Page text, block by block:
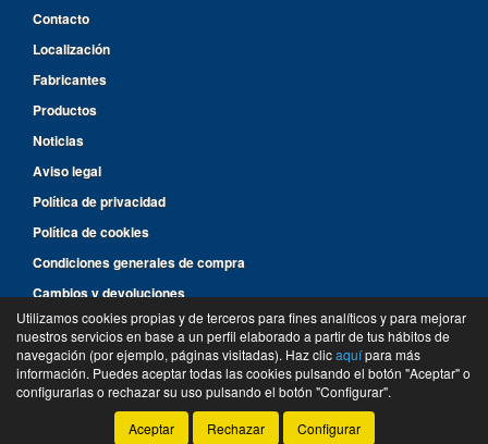
Contacto
Localización
Fabricantes
Productos
Noticias
Aviso legal
Política de privacidad
Política de cookies
Condiciones generales de compra
Cambios y devoluciones
96 287 14 46
©Suministros y Recambios Rimar- 2026 -Tienda online de recambios de Gira
Utilizamos cookies propias y de terceros para fines analíticos y para mejorar
nuestros servicios en base a un perfil elaborado a partir de tus hábitos de
navegación (por ejemplo, páginas visitadas). Haz clicaquípara más
información. Puedes aceptar todas las cookies pulsando el botón "Aceptar" o
configurarlas o rechazar su uso pulsando el botón "Configurar".
Aceptar
Rechazar Configurar